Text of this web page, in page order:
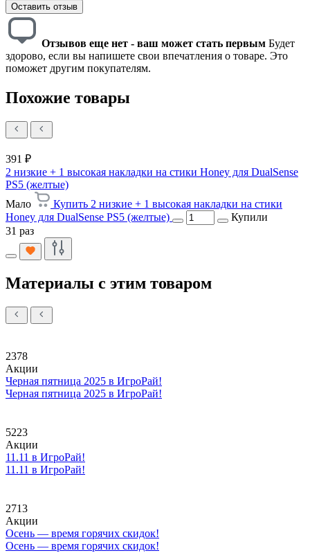
Оставить отзыв
Отзывов еще нет - ваш может стать первым Будет
здорово, если вы напишете свои впечатления о товаре. Это
поможет другим покупателям.
Похожие товары
391 ₽
2 низкие + 1 высокая накладки на стики Honey для DualSense
PS5 (желтые)
Мало
Купить 2 низкие + 1 высокая накладки на стики
Honey для DualSense PS5 (желтые)
Купили
31 раз
Материалы с этим товаром
2378
Акции
Черная пятница 2025 в ИгроРай!
Черная пятница 2025 в ИгроРай!
5223
Акции
11.11 в ИгроРай!
11.11 в ИгроРай!
2713
Акции
Осень — время горячих скидок!
Осень — время горячих скидок!